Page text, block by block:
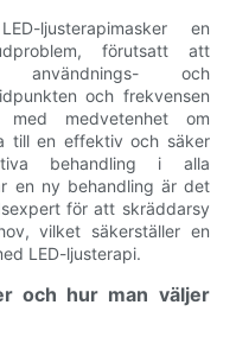
ljusterapimasker en
förutsatt att
och
och frekvensen
medvetenhet om
till en effektiv och säker
behandling i alla
en ny behandling är det
för att skräddarsy
vilket säkerställer en
LED-ljusterapi.
och hur man väljer